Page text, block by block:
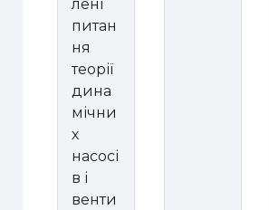
лені
питан
ня
теорії
дина
мічни
х
насосі
в і
венти